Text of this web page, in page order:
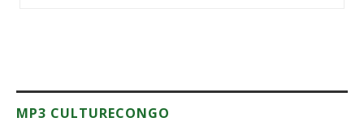
MP3 CULTURECONGO